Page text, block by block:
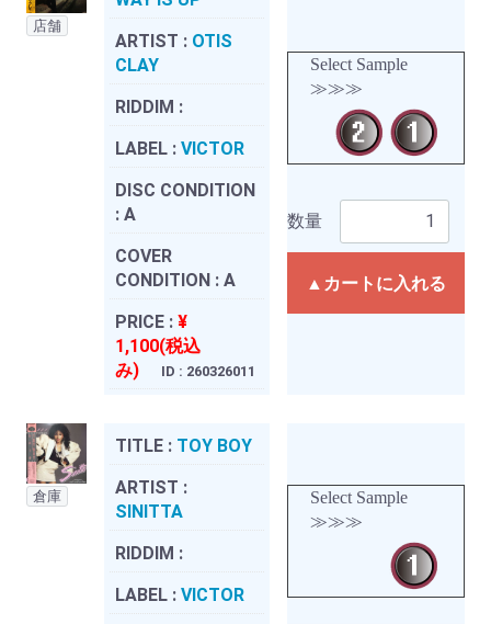
店舗
ARTIST : OTIS
CLAY
RIDDIM :
LABEL : VICTOR
DISC CONDITION
: A
COVER
CONDITION : A
PRICE : ¥
1,100(税込
み)
ID : 260326011
Select Sample
≫≫≫
数量
▲カートに入れる
倉庫
TITLE : TOY BOY
ARTIST :
SINITTA
RIDDIM :
LABEL : VICTOR
Select Sample
≫≫≫